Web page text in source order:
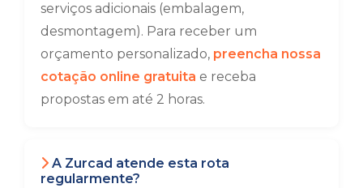
serviços adicionais (embalagem,
desmontagem). Para receber um
orçamento personalizado, preencha nossa
cotação online gratuita e receba
propostas em até 2 horas.
A Zurcad atende esta rota
regularmente?